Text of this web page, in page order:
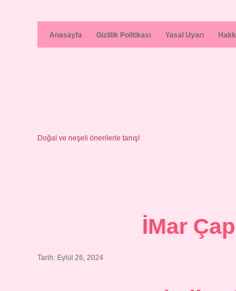
Anasayfa Gizlilik Politikası Yasal Uyarı
Doğal ve neşeli önerilerle tanış!
İMar
Tarih: Eylül 26, 2024